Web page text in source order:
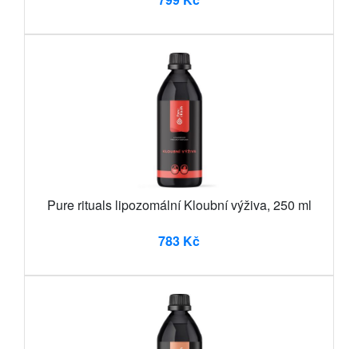
Pure rituals lipozomální Kloubní výživa, 250 ml
783 Kč